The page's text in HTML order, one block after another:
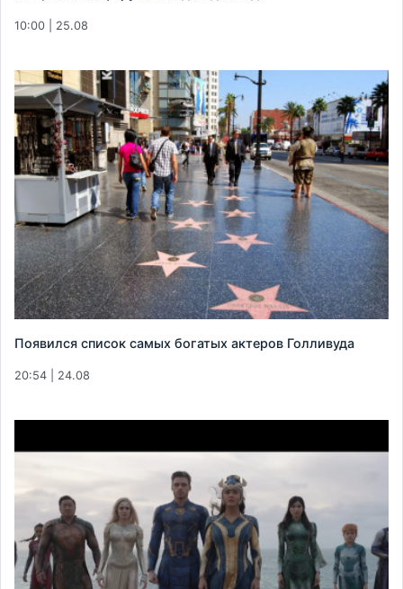
10:00 | 25.08
Появился список самых богатых актеров Голливуда
20:54 | 24.08